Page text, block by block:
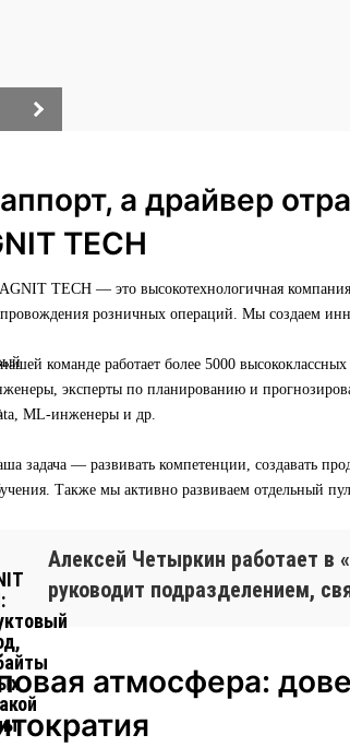
а драйвер
TECH
TECH — это высокотехнологичная
розничных операций. Мы создаем
команде работает более 5000
эксперты по планированию и
ML-инженеры и др.
задача — развивать компетенции, создавать
Также мы активно развиваем отдельный
Алексей Четыркин работает в
руководит подразделением,
атмосфера: